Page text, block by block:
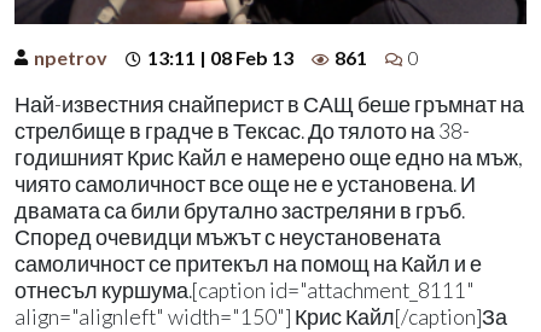
npetrov 13:11 | 08 Feb 13 861 0
Най-известния снайперист в САЩ беше гръмнат на
стрелбище в градче в Тексас. До тялото на 38-
годишният Крис Кайл е намерено още едно на мъж,
чиято самоличност все още не е установена. И
двамата са били брутално застреляни в гръб.
Според очевидци мъжът с неустановената
самоличност се притекъл на помощ на Кайл и е
отнесъл куршума.[caption id="attachment_8111"
align="alignleft" width="150"] Крис Кайл[/caption]За